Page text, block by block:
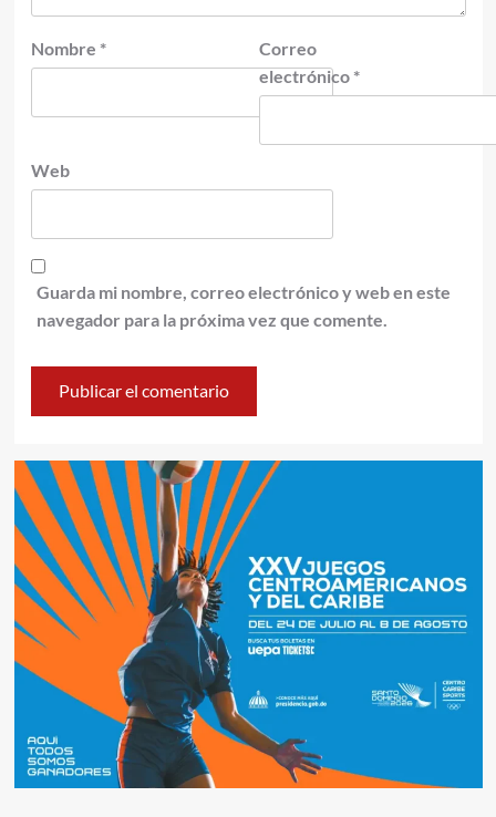
Nombre *
Correo
electrónico *
Web
Guarda mi nombre, correo electrónico y web en este
navegador para la próxima vez que comente.